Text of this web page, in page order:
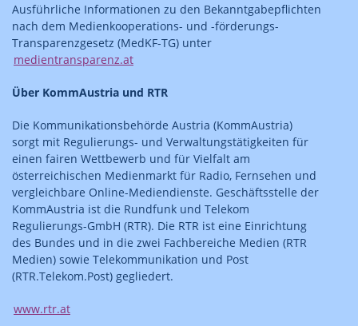
Ausführliche Informationen zu den Bekanntgabepflichten
nach dem Medienkooperations- und -förderungs-
Transparenzgesetz (MedKF-TG) unter
medientransparenz.at
Über KommAustria und RTR
Die Kommunikationsbehörde Austria (KommAustria)
sorgt mit Regulierungs- und Verwaltungstätigkeiten für
einen fairen Wettbewerb und für Vielfalt am
österreichischen Medienmarkt für Radio, Fernsehen und
vergleichbare Online-Mediendienste. Geschäftsstelle der
KommAustria ist die Rundfunk und Telekom
Regulierungs-GmbH (RTR). Die RTR ist eine Einrichtung
des Bundes und in die zwei Fachbereiche Medien (RTR
Medien) sowie Telekommunikation und Post
(RTR.Telekom.Post) gegliedert.
www.rtr.at